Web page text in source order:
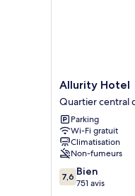
Allurity
Hotel
Quartier
central
des
affaires
de
Hobart
Allurity Hotel
Quartier central
Parking
Wi-Fi gratuit
Climatisation
Non-fumeurs
7.6
sur
7,6 Bien
751 avis